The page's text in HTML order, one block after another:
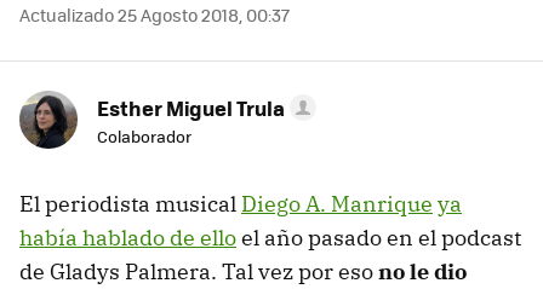
Actualizado 25 Agosto 2018, 00:37
Esther Miguel Trula
Colaborador
El periodista musical Diego A. Manrique ya
había hablado de elloel año pasado en el podcast
de Gladys Palmera. Tal vez por esono le dio